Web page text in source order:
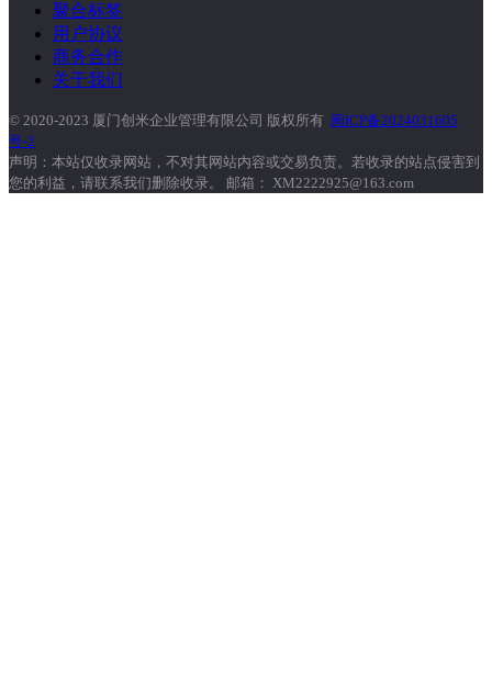
聚合标签
用户协议
商务合作
关于我们
© 2020-2023 厦门创米企业管理有限公司 版权所有 闽ICP备2024031605
号-2
声明：本站仅收录网站，不对其网站内容或交易负责。若收录的站点侵害到
您的利益，请联系我们删除收录。 邮箱： XM2222925@163.com